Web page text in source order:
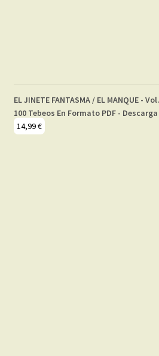
EL JINETE FANTASMA / EL MANQUE -
100 Tebeos En Formato PDF -
14,99€